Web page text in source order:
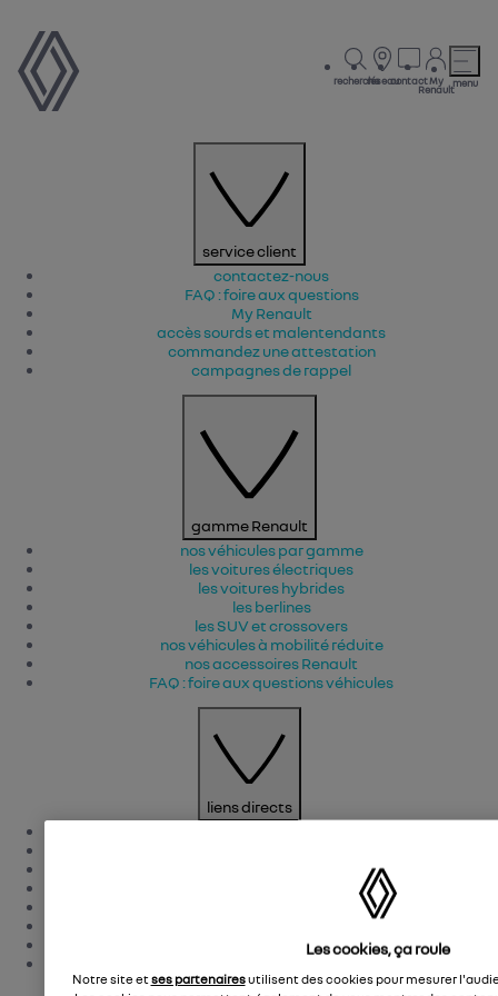
rechercheréseaucontactMy
Renault
menu
service client
contactez-nous
FAQ : foire aux questions
My Renault
accès sourds et malentendants
commandez une attestation
campagnes de rappel
gamme Renault
nos véhicules par gamme
les voitures électriques
les voitures hybrides
les berlines
les SUV et crossovers
nos véhicules à mobilité réduite
nos accessoires Renault​
FAQ : foire aux questions véhicules
liens directs
découvrez toutes nos offres véhicules
consommations des véhicules
recyclez votre véhiculeLes cookies, ça roule
Notre site etses partenairesutilisent des cookies pour mesurer